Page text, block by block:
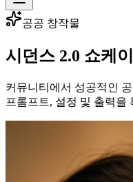
공공 창작물
시던스 2.0 쇼케
커뮤니티에서 성공적인
프롬프트, 설정 및 출력을